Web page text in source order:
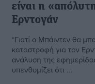
είναι η
Ερντογάν
“Γιατί ο Μπάιντεν θα
καταστροφή για τον
ανάλυση της
υπενθυμίζει ότι ...